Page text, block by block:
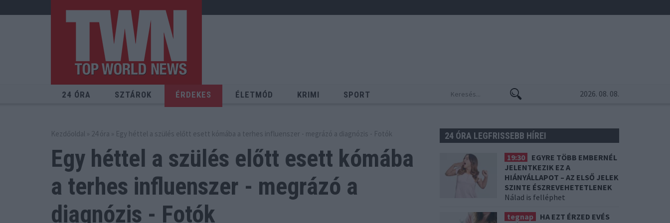
24 ÓRA SZTÁROK ÉRDEKES ÉLETMÓD KRIMI SPORT 2026. 08. 08.
Kezdőoldal » 24 óra » Egy héttel a szülés előtt esett kómába a terhes influenszer - megrázó a diagnózis - Fotók
Egy héttel a szülés előtt esett kómába
a terhes influenszer - megrázó a
diagnózis - Fotók
24 ÓRA LEGFRISSEBB HÍREI
19:30
EGYRE TÖBB EMBERNÉL
JELENTKEZIK EZ A
HIÁNYÁLLAPOT – AZ ELSŐ JELEK
SZINTE ÉSZREVEHETETLENEK
Nálad is felléphet
tegnap
HA EZT ÉRZED EVÉS